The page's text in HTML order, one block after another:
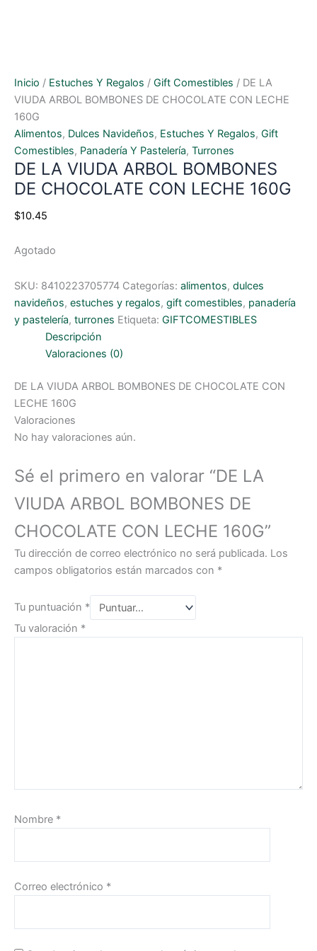
Inicio / Estuches Y Regalos / Gift Comestibles / DE LA
VIUDA ARBOL BOMBONES DE CHOCOLATE CON LECHE
160G
Alimentos, Dulces Navideños, Estuches Y Regalos, Gift
Comestibles, Panadería Y Pastelería, Turrones
DE LA VIUDA ARBOL BOMBONES
DE CHOCOLATE CON LECHE 160G
$10.45
Agotado
SKU: 8410223705774 Categorías: alimentos, dulces
navideños, estuches y regalos, gift comestibles, panadería
y pastelería, turrones Etiqueta: GIFTCOMESTIBLES
Descripción
Valoraciones (0)
DE LA VIUDA ARBOL BOMBONES DE CHOCOLATE CON
LECHE 160G
Valoraciones
No hay valoraciones aún.
Sé el primero en valorar “DE LA
VIUDA ARBOL BOMBONES DE
CHOCOLATE CON LECHE 160G”
Tu dirección de correo electrónico no será publicada. Los
campos obligatorios están marcados con *
Tu puntuación *
Tu valoración *
Nombre *
Correo electrónico *